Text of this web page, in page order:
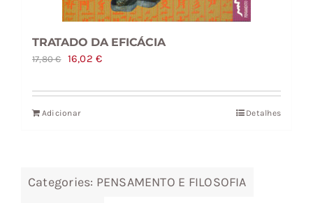
TRATADO DA EFICÁCIA
17,80€
O
original
era:
16,02€O
atual
Adicionar Detalhes
Categories: PENSAMENTO E FILOSOFIA